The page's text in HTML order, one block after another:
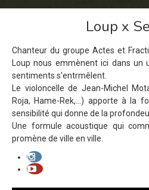
Loup x
Chanteur du groupe Actes et
Loup nous emmènent ici dans
sentiments s'entrmêlent.
Le violoncelle de Jean-Michel
Roja, Hame-Rek,...) apporte à la
sensibilité qui donne de la
Une formule acoustique qui
promène de ville en ville.